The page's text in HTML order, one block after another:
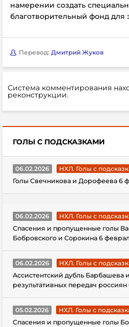
намерении создать
благотворительный фонд для
Перевод: Дмитрий Жуков
Система комментирования
реконструкции.
ГОЛЫ С ПОДСКАЗКАМИ
06.02.2026
НХЛ. Голы с
Голы Свечникова и Дорофеева 6
06.02.2026
НХЛ. Голы с
Спасения и пропущенные голы
Бобровского и Сорокина 6
06.02.2026
НХЛ. Голы с
Ассистентский дубль Барбашева
результативных передач
05.02.2026
НХЛ. Голы с
Спасения и пропущенные голы